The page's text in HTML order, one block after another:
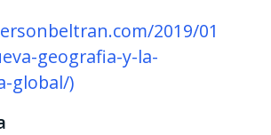
2019/01
geografia-y-la-
global/)